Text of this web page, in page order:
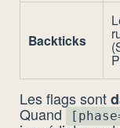
Backticks
Les flags sont
Quand